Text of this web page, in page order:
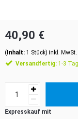
40,90 €
(Inhalt: 1 Stück) inkl. MwSt.
Versandfertig: 1-3